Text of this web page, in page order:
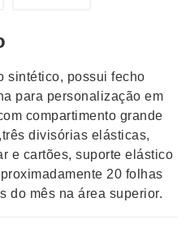
sintético, possui fecho
para personalização em
compartimento grande
divisórias elásticas,
e cartões, suporte elástico
20 folhas
do mês na área superior.